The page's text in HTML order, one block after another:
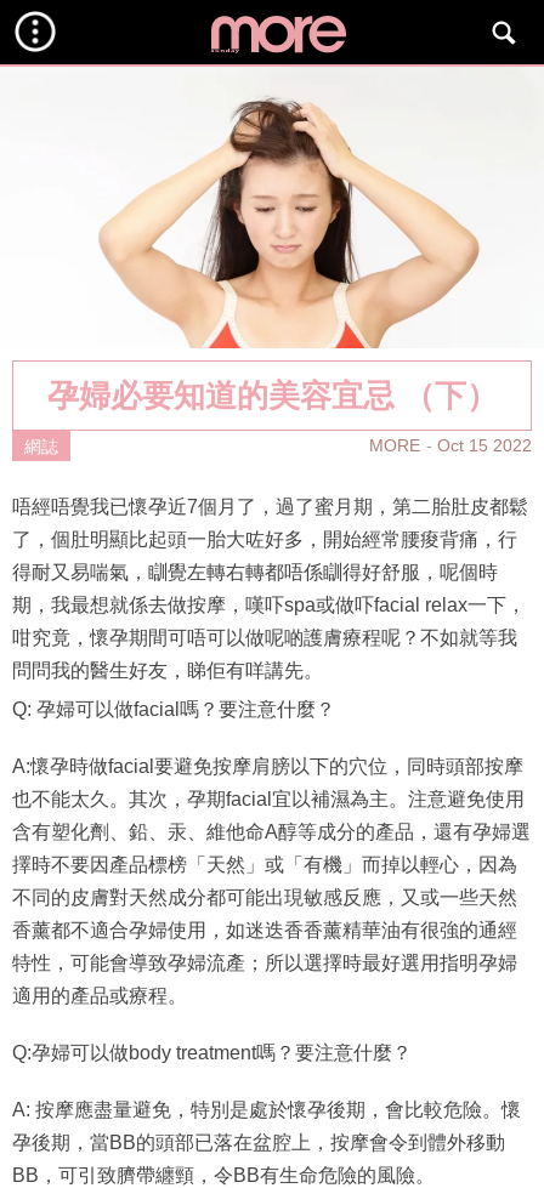
孕婦必要知道的美容宜忌 （下）
網誌 MORE Oct 15 2022
唔經唔覺我已懷孕近7個月了，過了蜜月期，第二胎肚皮都鬆
了，個肚明顯比起頭一胎大咗好多，開始經常腰痠背痛，行
得耐又易喘氣，瞓覺左轉右轉都唔係瞓得好舒服，呢個時
期，我最想就係去做按摩，嘆吓spa或做吓facial relax一下，
咁究竟，懷孕期間可唔可以做呢啲護膚療程呢？不如就等我
問問我的醫生好友，睇佢有咩講先。
Q: 孕婦可以做facial嗎？要注意什麼？
A:懷孕時做facial要避免按摩肩膀以下的穴位，同時頭部按摩
也不能太久。其次，孕期facial宜以補濕為主。注意避免使用
含有塑化劑、鉛、汞、維他命A醇等成分的產品，還有孕婦選
擇時不要因產品標榜「天然」或「有機」而掉以輕心，因為
不同的皮膚對天然成分都可能出現敏感反應，又或一些天然
香薰都不適合孕婦使用，如迷迭香香薰精華油有很強的通經
特性，可能會導致孕婦流產；所以選擇時最好選用指明孕婦
適用的產品或療程。
Q:孕婦可以做body treatment嗎？要注意什麼？
A: 按摩應盡量避免，特別是處於懷孕後期，會比較危險。懷
孕後期，當BB的頭部已落在盆腔上，按摩會令到體外移動
BB，可引致臍帶纏頸，令BB有生命危險的風險。